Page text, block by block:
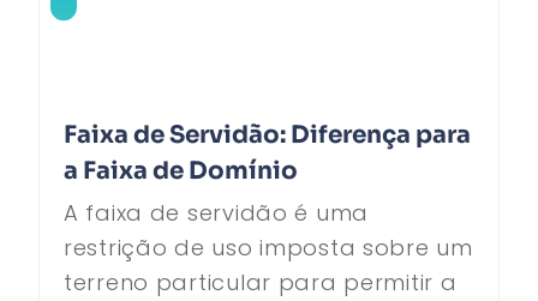
Faixa de Servidão: Diferença para
a Faixa de Domínio
A faixa de servidão é uma
restrição de uso imposta sobre um
terreno particular para permitir a